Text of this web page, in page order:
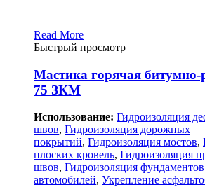
Read More
Быстрый просмотр
Мастика горячая
75 ЗКМ
Использование: Гидроизоляция
швов, Гидроизоляция дорожных
покрытий, Гидроизоляция мостов,
плоских кровель, Гидроизоляция
швов, Гидроизоляция фундаментов
автомобилей, Укрепление